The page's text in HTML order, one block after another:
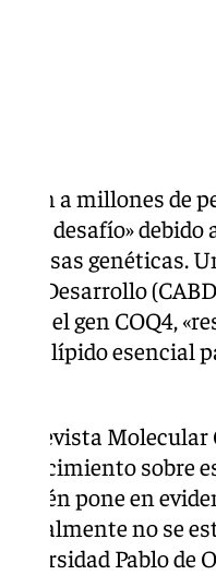
a millones de
un desafío»
causas genéticas.
del Desarrollo
en el gen COQ4,
un lípido
la revista
sobre
pone en
no se
Pablo de